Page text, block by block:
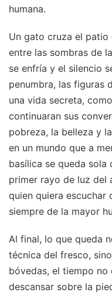
humana.
Un gato cruza el patio
entre las sombras de
se enfría y el silencio
penumbra, las figuras
una vida secreta,
continuaran sus
pobreza, la belleza y
en un mundo que a
basílica se queda sola
primer rayo de luz del
quien quiera escuchar
siempre de la mayor
Al final, lo que queda
técnica del fresco,
bóvedas, el tiempo no
descansar sobre la